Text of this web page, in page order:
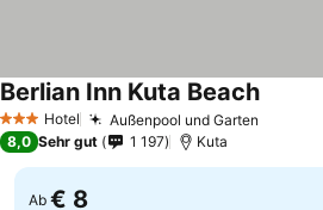
3 SterneHotel Außenpool und Garten
Berlian Inn Kuta Beach
8,0 Sehr gut 1 197 Kuta
Ab € 8